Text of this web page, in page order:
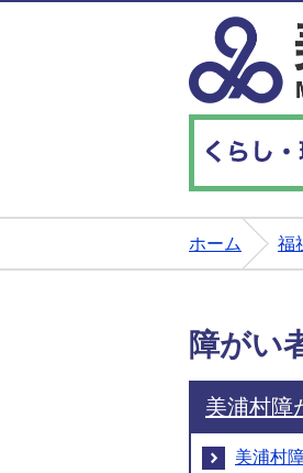
ホーム 福
障がい
美浦村障
美浦村